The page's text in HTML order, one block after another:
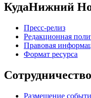
КудаНижний
Пресс-релиз
Редакционная
Правовая
Формат ресурса
Сотрудничество
Размещение